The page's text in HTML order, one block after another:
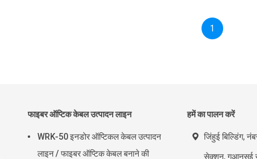
1
फाइबर ऑप्टिक केबल उत्पादन लाइन
WRK-50 इनडोर ऑप्टिकल केबल उत्पादन
लाइन / फाइबर ऑप्टिक केबल बनाने की
हमें का पालन करें
जिंहुई बिल्डिंग,
सेक्शन, गुआनसुई